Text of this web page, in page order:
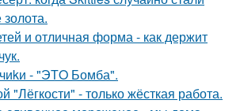
и отличная форма - как держит
- "ЭТO Бомба".
"Лёгкости" - только жёсткая работа.